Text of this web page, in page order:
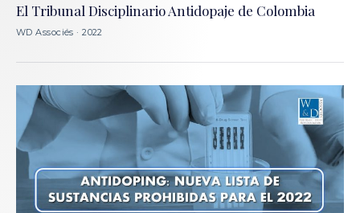
El Tribunal Disciplinario Antidopaje de Colombia
WD Associés · 2022